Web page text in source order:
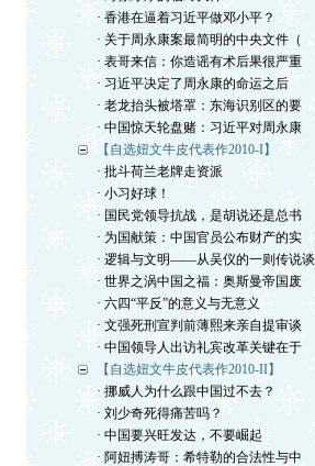
· 香港在逼着习近平做邓小平？
· 关于周永康案最简明的中央文件（
· 表哥来信：你造谣有术后果很严重
· 习近平决定了周永康的命运之后
· 老龙抬头被塔罩：东海识别区的要
· 中国惊天轮盘赌：习近平对周永康
【自选妞文牛皮代表作2010-I】
· 批斗荷兰老牌走资派
· 小习好球！
· 国民党领导抗战，是胡说还是总书
· 为国献策：中国官员公布财产的实
· 逻辑与文明——从吴仪的一则传说谈
· 世界之涡中国之福：奥斯曼帝国废
· 六四“平反”的意义与无意义
· 文强死刑宣判前薄熙来亲自提审谈
· 中国领导人出访礼宾改革关键在于
【自选妞文牛皮代表作2010-II】
· 挪威人为什么跟中国过不去？
· 刘少奇死得痛苦吗？
· 中国要兴旺发达，不要崛起
· 阿妞搏涛哥：希特勒的合法性与中